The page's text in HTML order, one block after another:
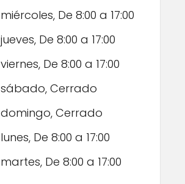
miércoles, De 8:00 a 17:00
jueves, De 8:00 a 17:00
viernes, De 8:00 a 17:00
sábado, Cerrado
domingo, Cerrado
lunes, De 8:00 a 17:00
martes, De 8:00 a 17:00